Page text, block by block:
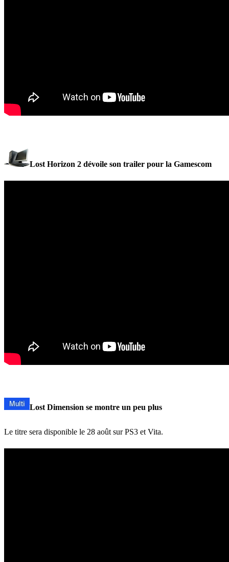
Lost Horizon 2 dévoile son trailer pour la Gamescom
Lost Dimension se montre un peu plus
Le titre sera disponible le 28 août sur PS3 et Vita.